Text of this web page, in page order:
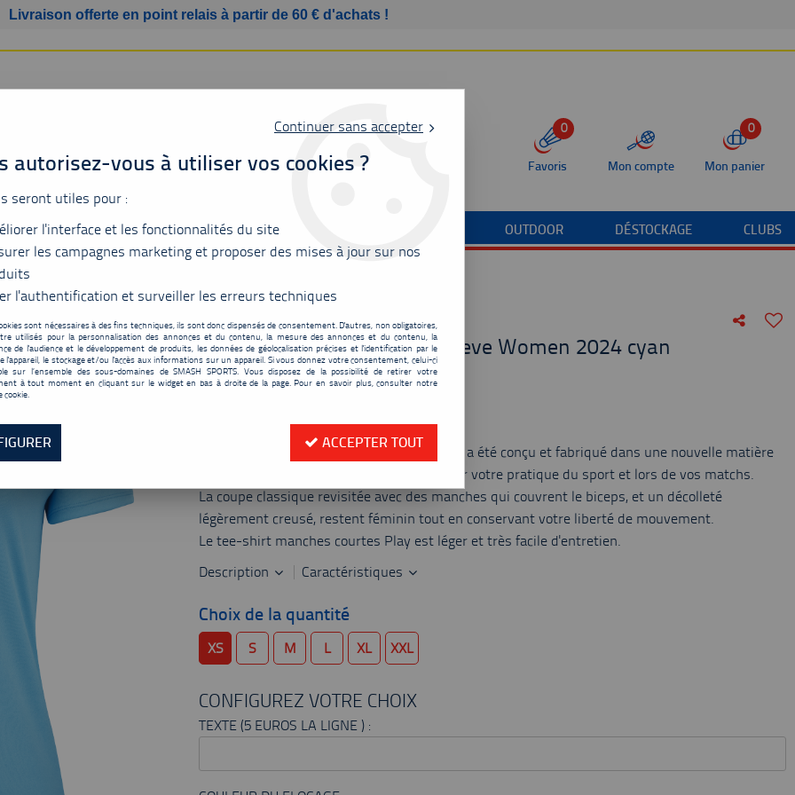
Livraison offerte en point relais à partir de 60 € d'achats !
0
Favoris Mon compte
0
Mon panier
BAGAGERIE ACCESSOIRES OUTDOOR DÉSTOCKAGE CLUBS
Sleeve Women 2024 cyan
T-shirt Babolat Play Cap Sleeve Women 2024 cyan
27,00€TTCau lieu de30,00
Le Tee-shirt manches courtes Play Femme a été conçu et fabriqué dans une nouvelle matière
en polyester recyclé et souple, parfaite pour votre pratique du sport et lors de vos matchs.
La coupe classique revisitée avec des manches qui couvrent le biceps, et un décolleté
légèrement creusé, restent féminin tout en conservant votre liberté de mouvement.
Le tee-shirt manches courtes Play est léger et très facile d'entretien.
Description
Caractéristiques
Choix de la quantité
XS S M L XL XXL
CONFIGUREZ VOTRE CHOIX
TEXTE (5 EUROS LA LIGNE ) :
Continuer sans accepter
autorisez-vous à utiliser vos cookies ?
seront utiles pour :
l'interface et les fonctionnalités du site
les campagnes marketing et proposer des mises à jour sur nos
l'authentification et surveiller les erreurs techniques
sont nécessaires à des fins techniques, ils sont donc dispensés de consentement. D'autres, non obligatoires,
utilisés pour la personnalisation des annonces et du contenu, la mesure des annonces et du contenu, la
de l'audience et le développement de produits, les données de géolocalisation précises et l'identification par le
l'appareil, le stockage et/ou l'accès aux informations sur un appareil. Si vous donnez votre consentement, celui-ci
sur l’ensemble des sous-domaines de SMASH SPORTS. Vous disposez de la possibilité de retirer votre
à tout moment en cliquant sur le widget en bas à droite de la page. Pour en savoir plus, consulter notre
cookie.
ACCEPTER TOUT